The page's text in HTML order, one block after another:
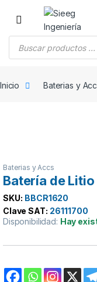
Saltar a la navegación
Saltar al contenido
Inicio Baterias y
Baterias y Accs
Batería de Litio
SKU: BBCR1620
Clave SAT: 26111700
Disponibilidad: Hay